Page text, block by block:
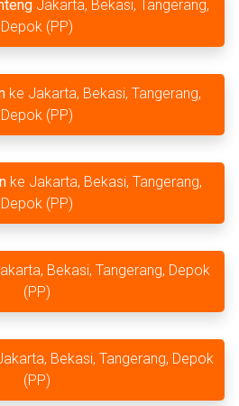
Jakarta, Bekasi, Tangerang,
Depok (PP)
ke Jakarta, Bekasi, Tangerang,
Depok (PP)
ke Jakarta, Bekasi, Tangerang,
Depok (PP)
Bekasi, Tangerang, Depok
(PP)
Bekasi, Tangerang, Depok
(PP)